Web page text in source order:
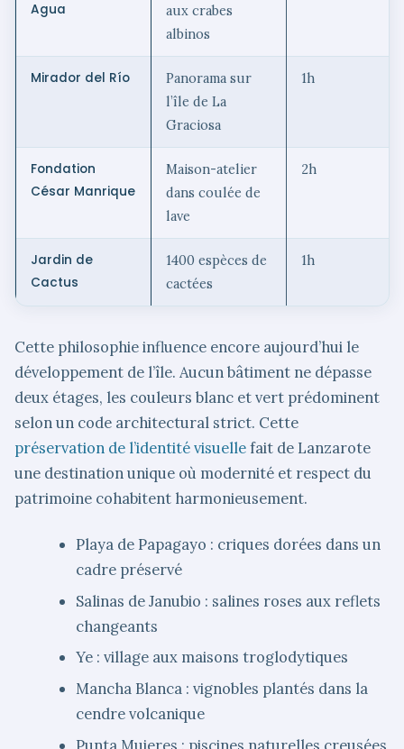
Agua
aux crabes
albinos
Mirador del Río
Panorama sur
l’île de La
Graciosa
1h
Fondation
César Manrique
Maison-atelier
dans coulée de
lave
2h
Jardin de
Cactus
1400 espèces de
cactées
1h
Cette philosophie influence encore aujourd’hui le
développement de l’île. Aucun bâtiment ne dépasse
deux étages, les couleurs blanc et vert prédominent
selon un code architectural strict. Cette
préservation de l’identité visuellefait de Lanzarote
une destination unique où modernité et respect du
patrimoine cohabitent harmonieusement.
Playa de Papagayo : criques dorées dans un
cadre préservé
Salinas de Janubio : salines roses aux reflets
changeants
Ye : village aux maisons troglodytiques
Mancha Blanca : vignobles plantés dans la
cendre volcanique
Punta Mujeres : piscines naturelles creusées